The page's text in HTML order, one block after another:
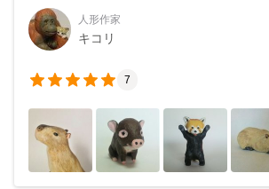
人形作家
キコリ
7